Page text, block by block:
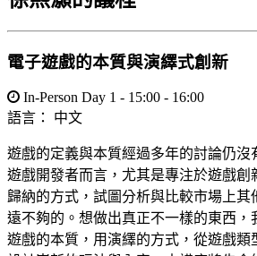
電子遊戲的本質與演繹式創新
In-Person Day 1 - 15:00 - 16:00
語言： 中文
遊戲的定義與本質經過多年的討論仍沒
遊戲開發者而言，尤其是專注於遊戲創
歸納的方式，試圖分析與比較市場上其
遠不夠的。想做出真正不一樣的東西，
遊戲的本質，用演繹的方式，從遊戲類